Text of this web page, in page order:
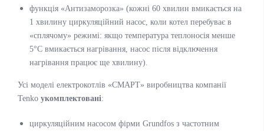
функція «Антизаморозка» (кожні 60 хвилин вмикається на
1 хвилину циркуляційний насос, коли котел перебуває в
«сплячому» режимі: якщо температура теплоносія менше
5°С вмикається нагрівання, насос після відключення
нагрівання працює ще хвилину).
Усі моделі електрокотлів «СМАРТ» виробництва компанії
Tenko укомплектовані:
циркуляційним насосом фірми Grundfos з частотним